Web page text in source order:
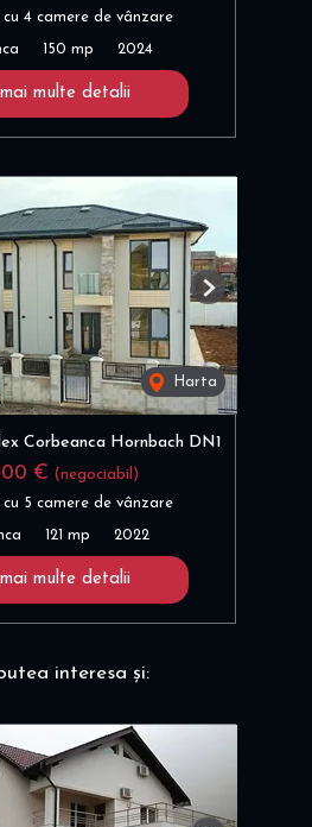
4 camere de vânzare
150 mp 2024
multe detalii
Harta
Next
Corbeanca Hornbach DN1
€ (negociabil)
5 camere de vânzare
121 mp 2022
multe detalii
interesa și: